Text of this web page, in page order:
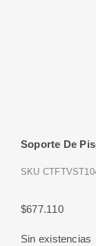
Soporte De
SKU
$677.110
Sin existencias